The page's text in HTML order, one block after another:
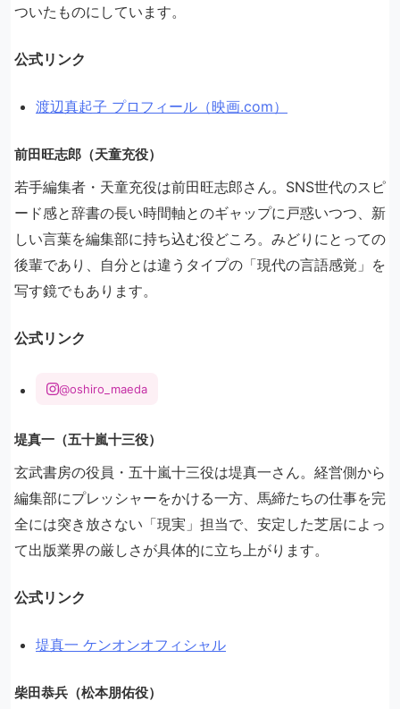
ついたものにしています。
公式リンク
渡辺真起子 プロフィール（映画.com）
前田旺志郎（天童充役）
若手編集者・天童充役は前田旺志郎さん。SNS世代のスピ
ード感と辞書の長い時間軸とのギャップに戸惑いつつ、新
しい言葉を編集部に持ち込む役どころ。みどりにとっての
後輩であり、自分とは違うタイプの「現代の言語感覚」を
写す鏡でもあります。
公式リンク
@oshiro_maeda
堤真一（五十嵐十三役）
玄武書房の役員・五十嵐十三役は堤真一さん。経営側から
編集部にプレッシャーをかける一方、馬締たちの仕事を完
全には突き放さない「現実」担当で、安定した芝居によっ
て出版業界の厳しさが具体的に立ち上がります。
公式リンク
堤真一 ケンオンオフィシャル
柴田恭兵（松本朋佑役）